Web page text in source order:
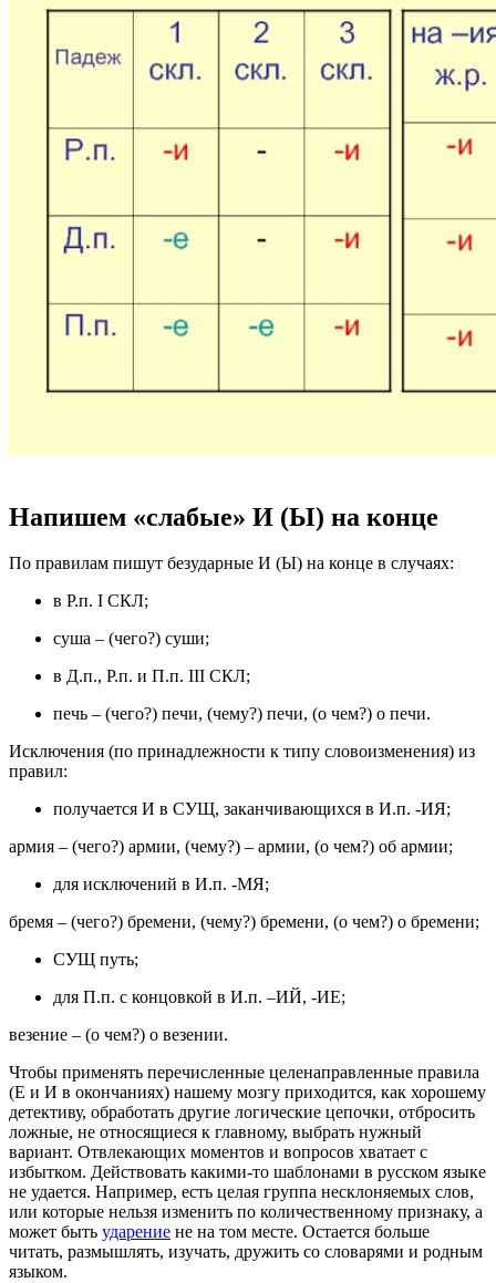
Напишем «слабые» И (Ы) на конце
По правилам пишут безударные И (Ы) на конце в случаях:
в Р.п. I СКЛ;
суша – (чего?) суши;
в Д.п., Р.п. и П.п. III СКЛ;
печь – (чего?) печи, (чему?) печи, (о чем?) о печи.
Исключения (по принадлежности к типу словоизменения) из
правил:
получается И в СУЩ, заканчивающихся в И.п. -ИЯ;
армия – (чего?) армии, (чему?) – армии, (о чем?) об армии;
для исключений в И.п. -МЯ;
бремя – (чего?) бремени, (чему?) бремени, (о чем?) о бремени;
СУЩ путь;
для П.п. с концовкой в И.п. –ИЙ, -ИЕ;
везение – (о чем?) о везении.
Чтобы применять перечисленные целенаправленные правила
(Е и И в окончаниях) нашему мозгу приходится, как хорошему
детективу, обработать другие логические цепочки, отбросить
ложные, не относящиеся к главному, выбрать нужный
вариант. Отвлекающих моментов и вопросов хватает с
избытком. Действовать какими-то шаблонами в русском языке
не удается. Например, есть целая группа несклоняемых слов,
или которые нельзя изменить по количественному признаку, а
может быть ударение не на том месте. Остается больше
читать, размышлять, изучать, дружить со словарями и родным
языком.